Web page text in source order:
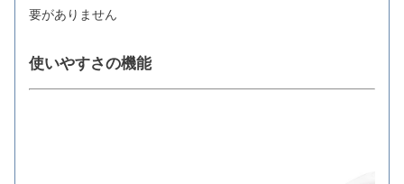
要がありません
使いやすさの機能